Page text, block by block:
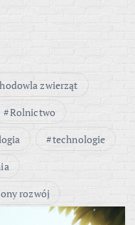
hodowla zwierząt
Rolnictwo
technologie
rozwój